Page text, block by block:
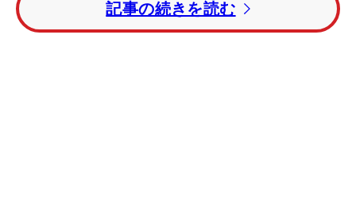
優勝インタビュー
記事の続きを読む